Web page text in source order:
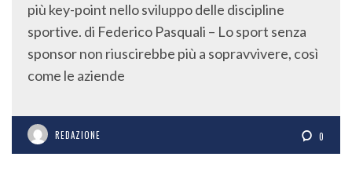
più key-point nello sviluppo delle discipline
sportive. di Federico Pasquali – Lo sport senza
sponsor non riuscirebbe più a sopravvivere, così
come le aziende
REDAZIONE 0